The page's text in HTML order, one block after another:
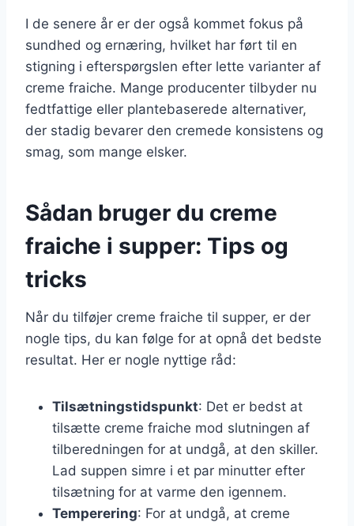
I de senere år er der også kommet fokus på
sundhed og ernæring, hvilket har ført til en
stigning i efterspørgslen efter lette varianter af
creme fraiche. Mange producenter tilbyder nu
fedtfattige eller plantebaserede alternativer,
der stadig bevarer den cremede konsistens og
smag, som mange elsker.
Sådan bruger du creme
fraiche i supper: Tips og
tricks
Når du tilføjer creme fraiche til supper, er der
nogle tips, du kan følge for at opnå det bedste
resultat. Her er nogle nyttige råd:
Tilsætningstidspunkt: Det er bedst at
tilsætte creme fraiche mod slutningen af
tilberedningen for at undgå, at den skiller.
Lad suppen simre i et par minutter efter
tilsætning for at varme den igennem.
Temperering: For at undgå, at creme